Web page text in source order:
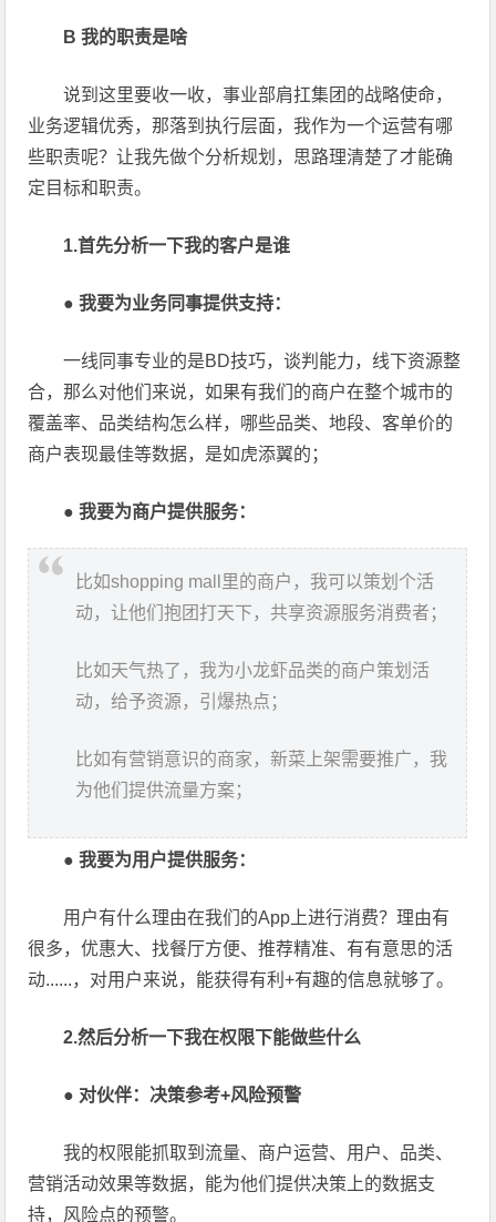
B 我的职责是啥
说到这里要收一收，事业部肩扛集团的战略使命，
业务逻辑优秀，那落到执行层面，我作为一个运营有哪
些职责呢？让我先做个分析规划，思路理清楚了才能确
定目标和职责。
1.首先分析一下我的客户是谁
●我要为业务同事提供支持：
一线同事专业的是BD技巧，谈判能力，线下资源整
合，那么对他们来说，如果有我们的商户在整个城市的
覆盖率、品类结构怎么样，哪些品类、地段、客单价的
商户表现最佳等数据，是如虎添翼的；
●我要为商户提供服务：
比如shopping mall里的商户，我可以策划个活
动，让他们抱团打天下，共享资源服务消费者；
比如天气热了，我为小龙虾品类的商户策划活
动，给予资源，引爆热点；
比如有营销意识的商家，新菜上架需要推广，我
为他们提供流量方案；
●我要为用户提供服务：
用户有什么理由在我们的App上进行消费？理由有
很多，优惠大、找餐厅方便、推荐精准、有有意思的活
动......，对用户来说，能获得有利+有趣的信息就够了。
2.然后分析一下我在权限下能做些什么
● 对伙伴：决策参考+风险预警
我的权限能抓取到流量、商户运营、用户、品类、
营销活动效果等数据，能为他们提供决策上的数据支
持，风险点的预警。